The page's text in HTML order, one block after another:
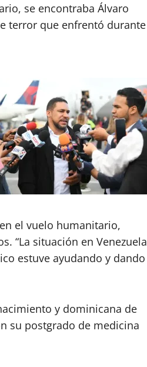
se encontraba Álvaro
terror que enfrentó durante
el vuelo humanitario,
“La situación en Venezuela
estuve ayudando y dando
y dominicana de
su postgrado de medicina